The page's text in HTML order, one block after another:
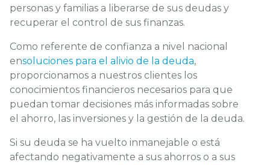
personas y familias a liberarse de sus deudas y
recuperar el control de sus finanzas.
Como referente de confianza a nivel nacional
ensoluciones para el alivio de la deuda,
proporcionamos a nuestros clientes los
conocimientos financieros necesarios para que
puedan tomar decisiones más informadas sobre
el ahorro, las inversiones y la gestión de la deuda.
Si su deuda se ha vuelto inmanejable o está
afectando negativamente a sus ahorros o a sus